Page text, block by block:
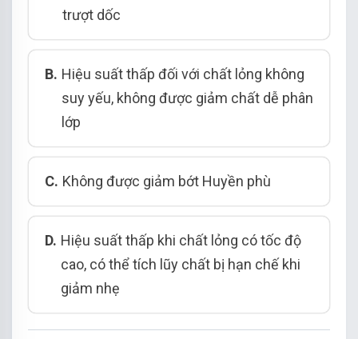
trượt dốc
B. Hiệu suất thấp đối với chất lỏng không
suy yếu, không được giảm chất dễ phân
lớp
C. Không được giảm bớt Huyền phù
D. Hiệu suất thấp khi chất lỏng có tốc độ
cao, có thể tích lũy chất bị hạn chế khi
giảm nhẹ